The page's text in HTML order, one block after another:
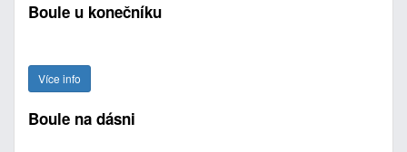
Boule u konečníku
Více info
Boule na dásni